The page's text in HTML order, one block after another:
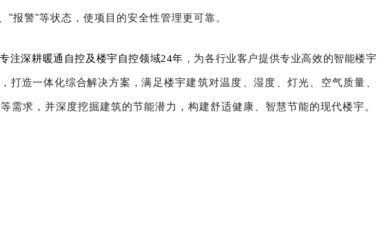
"报警"等状态，使项目的安全性管理更可靠。
注深耕暖通自控及楼宇自控领域24年 ，为各行业客户提供专业高效的智能楼宇
打造一体化综合解决方案，满足楼宇建筑对温度、湿度、灯光、空气质量、
需求，并深度挖掘建筑的节能潜力，构建舒适健康、智慧节能的现代楼宇。